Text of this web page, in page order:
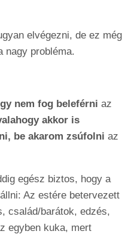
elvégezni, de ez még
nagy probléma.
nem fog beleférni az
akkor is
be akarom zsúfolni az
egész biztos, hogy a
Az estére betervezett
család/barátok, edzés,
egyben kuka, mert